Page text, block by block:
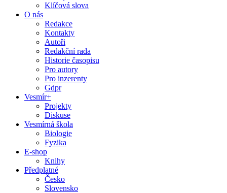
Klíčová slova
O nás
Redakce
Kontakty
Autoři
Redakční rada
Historie časopisu
Pro autory
Pro inzerenty
Gdpr
Vesmír+
Projekty
Diskuse
Vesmírná škola
Biologie
Fyzika
E-shop
Knihy
Předplatné
Česko
Slovensko